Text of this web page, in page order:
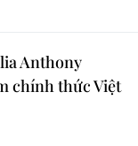
Anthony
chính thức Việt